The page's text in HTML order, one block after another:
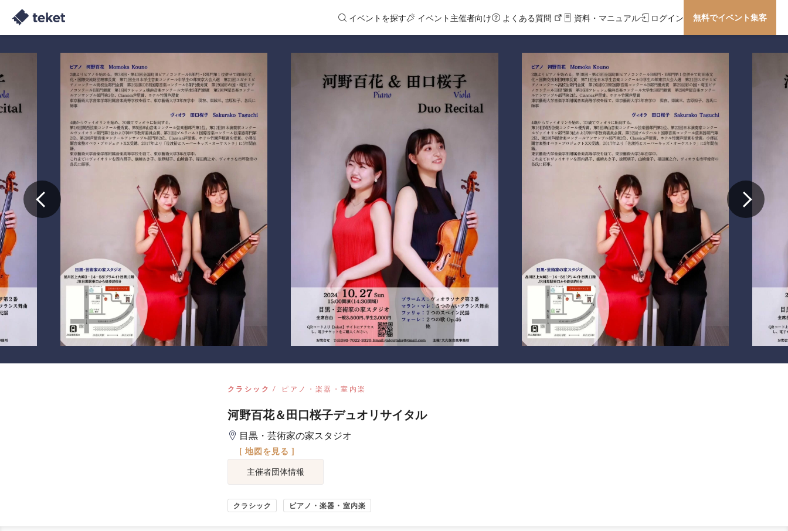
イベントを探す イベント主催者向け よくある質問 資料・マニュアル ログイン 無料でイベント集客
クラシック ピアノ・楽器・室内楽
河野百花＆田口桜子デュオリサイタル
目黒・芸術家の家スタジオ
[ 地図を見る ]
主催者団体情報
クラシック ピアノ・楽器・室内楽